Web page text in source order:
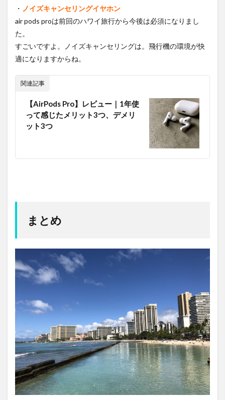
・ ノイズキャンセリングイヤホン
air pods proは前回のハワイ旅行から今後は必須になりまし
た。
すごいですよ。ノイズキャンセリングは。飛行機の環境が快
適になりますからね。
関連記事
【AirPods Pro】レビュー｜1年使
って感じたメリット3つ、デメリ
ット3つ
まとめ